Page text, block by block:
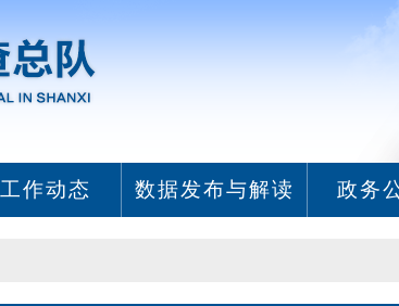
工作动态 数据发布与解读 政务